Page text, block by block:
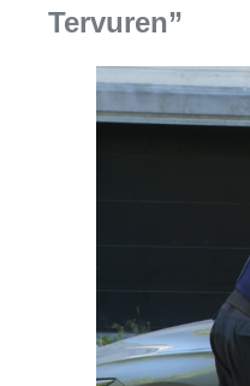
Tervuren”